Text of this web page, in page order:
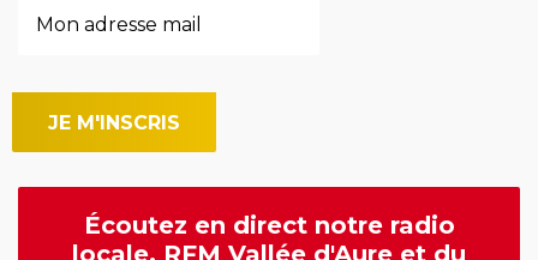
Écoutez en direct notre radio
locale, RFM Vallée d'Aure et du